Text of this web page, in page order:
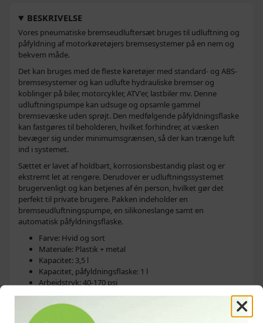
BESKRIVELSE
Vores pneumatiske bremseudluftersæt bruges til udluftning og
påfyldning af motorkøretøjers bremsesystemer på en nem og
bekvem måde.
Det kan bruges med de fleste køretøjer med standard- og ABS-
bremsesystemer og kan udlufte hydrauliske bremser og
koblinger på biler, motorcykler, ATV'er, lastbiler mv. Denne
udluftningspumpe kan udsuge og opsamle gammel
bremsevæske uden sprøjt. Den medfølgende påfyldningsflaske
kan fastgøres til beholderen, hvilket forhindrer, at væsken
bevæger sig under minimumsgrænsen, så der kan trænge luft
ind i systemet.
Sættet er lavet af holdbart, korrosionsbestandig plast og er
ekstremt let at rengøre. Derudover er udluftningssystemet
brugervenligt og kan betjenes af én person, hvilket gør det
perfekt til private brugere. Pakken indeholder en
bremseudluftningspumpe, en silikoneslange samt en
automatisk påfyldningsflaske.
Farve: Hvid og sort
Materiale: Plastik + metal
Kapacitet: 3,5 l
Kapacitet, påfyldningsflaske: 1 l
Arbejdstryk: 40-170 psi
Pakken indeholder:
1 x udluftningspumpe til bremsevæske
1 x silikoneslange med universaladapter